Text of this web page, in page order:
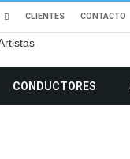
CLIENTES CONTACTO
CONDUCTORES